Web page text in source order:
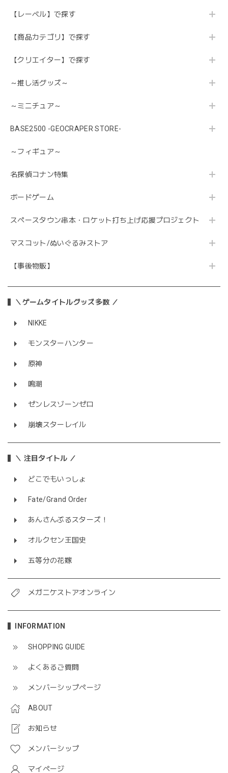
【レーベル】で探す
【商品カテゴリ】で探す
【クリエイター】で探す
～推し活グッズ～
～ミニチュア～
BASE2500 -GEOCRAPER STORE-
～フィギュア～
名探偵コナン特集
ボードゲーム
スペースタウン串本・ロケット打ち上げ応援プロジェクト
マスコット/ぬいぐるみストア
【事後物販】
＼ゲームタイトルグッズ多数 ／
NIKKE
モンスターハンター
原神
鳴潮
ゼンレスゾーンゼロ
崩壊スターレイル
＼ 注目タイトル ／
どこでもいっしょ
Fate/Grand Order
あんさんぶるスターズ！
オルクセン王国史
五等分の花嫁
メガニケストアオンライン
INFORMATION
SHOPPING GUIDE
よくあるご質問
メンバーシップページ
ABOUT
お知らせ
メンバーシップ
マイページ